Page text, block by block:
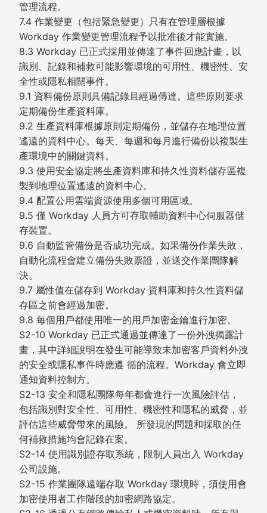
管理流程。
7.4 作業變更（包括緊急變更）只有在管理層根據
Workday 作業變更管理流程予以批准後才能實施。
8.3 Workday 已正式採用並傳達了事件回應計畫，以
識別、記錄和補救可能影響環境的可用性、機密性、安
全性或隱私相關事件。
9.1 資料備份原則具備記錄且經過傳達。這些原則要求
定期備份生產資料庫。
9.2 生產資料庫根據原則定期備份，並儲存在地理位置
遙遠的資料中心。每天、每週和每月進行備份以複製生
產環境中的關鍵資料。
9.3 使用安全協定將生產資料庫和持久性資料儲存區複
製到地理位置遙遠的資料中心。
9.4 配置公用雲端資源使用多個可用區域。
9.5 僅 Workday 人員方可存取輔助資料中心伺服器儲
存裝置。
9.6 自動監管備份是否成功完成。如果備份作業失敗，
自動化流程會建立備份失敗票證，並送交作業團隊解
決。
9.7 屬性值在儲存到 Workday 資料庫和持久性資料儲
存區之前會經過加密。
9.8 每個用戶都使用唯一的用戶加密金鑰進行加密。
S2-10 Workday 已正式通過並傳達了一份外洩揭露計
畫，其中詳細說明在發生可能導致未加密客戶資料外洩
的安全或隱私事件時應遵 循的流程。Workday 會立即
通知資料控制方。
S2-13 安全和隱私團隊每年都會進行一次風險評估，
包括識別對安全性、可用性、機密性和隱私的威脅，並
評估這些威脅帶來的風險。 所發現的問題和採取的任
何補救措施均會記錄在案。
S2-14 使用識別證存取系統，限制人員出入 Workday
公司設施。
S2-15 作業團隊遠端存取 Workday 環境時，須使用會
加密使用者工作階段的加密網路協定。